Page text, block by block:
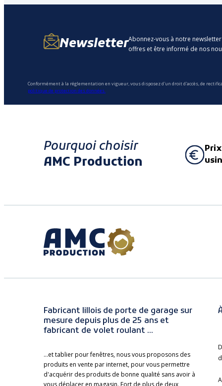
NewsletterAbonnez-vous à notre
offres et être informé de nos
Conformément à la réglementation en vigueur, vous disposez d'un droit d'accès, de
politique de protection des données.
Pourquoi choisir
AMC Production
Fabricant lillois de porte de garage sur
mesure depuis plus de 25 ans et
fabricant de volet roulant ...
...et tablier pour fenêtres, nous vous proposons des
produits en vente par internet, pour vous permettre
d'acquérir des produits de bonne qualité sans avoir à